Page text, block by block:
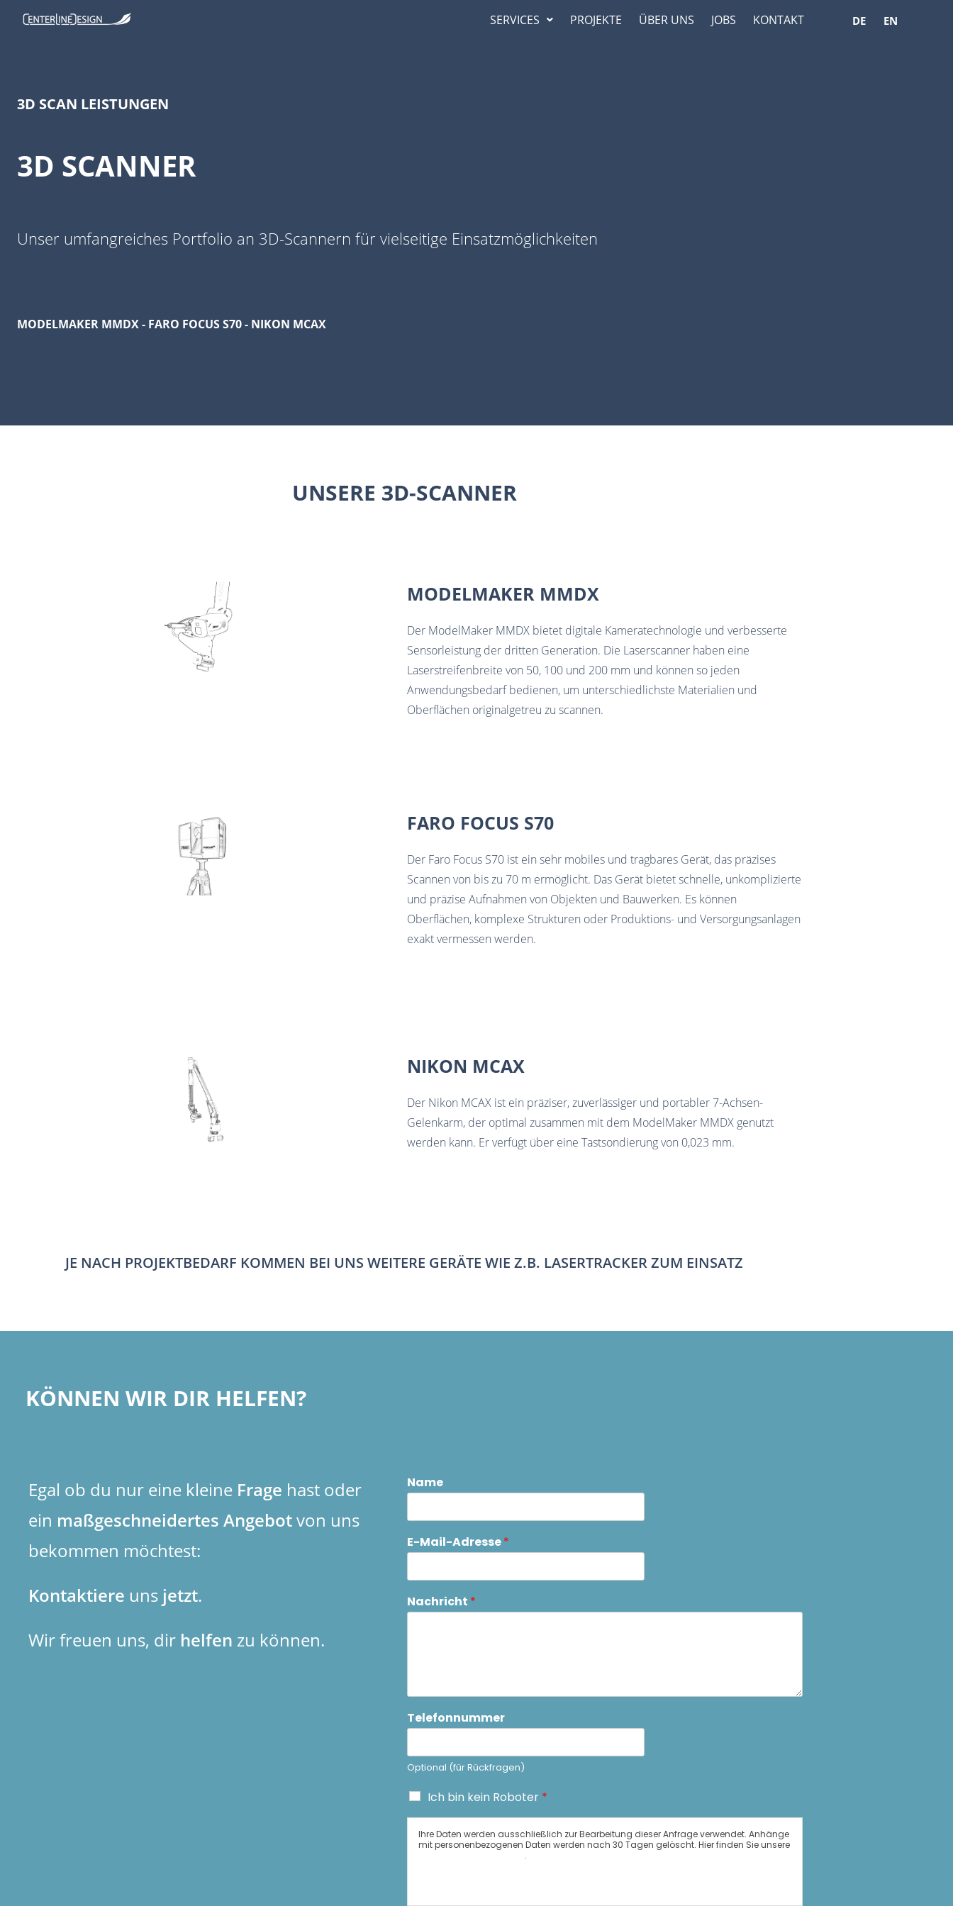
SERVICES PROJEKTE ÜBER UNS JOBS KONTAKT DE EN
3D SCAN LEISTUNGEN
3D SCANNER
Unser umfangreiches Portfolio an 3D-Scannern für vielseitige Einsatzmöglichkeiten
MODELMAKER MMDX - FARO FOCUS S70 - NIKON MCAX
UNSERE 3D-SCANNER
MODELMAKER MMDX
Der ModelMaker MMDX bietet digitale Kameratechnologie und verbesserte
Sensorleistung der dritten Generation. Die Laserscanner haben eine
Laserstreifenbreite von 50, 100 und 200 mm und können so jeden
Anwendungsbedarf bedienen, um unterschiedlichste Materialien und
Oberflächen originalgetreu zu scannen.
FARO FOCUS S70
Der Faro Focus S70 ist ein sehr mobiles und tragbares Gerät, das präzises
Scannen von bis zu 70 m ermöglicht. Das Gerät bietet schnelle, unkomplizierte
und präzise Aufnahmen von Objekten und Bauwerken. Es können
Oberflächen, komplexe Strukturen oder Produktions- und Versorgungsanlagen
exakt vermessen werden.
NIKON MCAX
Der Nikon MCAX ist ein präziser, zuverlässiger und portabler 7-Achsen-
Gelenkarm, der optimal zusammen mit dem ModelMaker MMDX genutzt
werden kann. Er verfügt über eine Tastsondierung von 0,023 mm.
JE NACH PROJEKTBEDARF KOMMEN BEI UNS WEITERE GERÄTE WIE Z.B. LASERTRACKER ZUM EINSATZ
KÖNNEN WIR DIR HELFEN?
Egal ob du nur eine kleine Frage hast oder
ein maßgeschneidertes Angebotvon uns
bekommen möchtest:
Kontaktiere uns jetzt.
Wir freuen uns, dir helfen zu können.
Name
E-Mail-Adresse*
Nachricht *
Telefonnummer
Optional (für Rückfragen)
B
s
Ich bin kein Roboter *
Ihre Daten werden ausschließlich zur Bearbeitung dieser Anfrage verwendet. Anhänge
mit personenbezogenen Daten werden nach 30 Tagen gelöscht. Hier finden Sie unsere
.